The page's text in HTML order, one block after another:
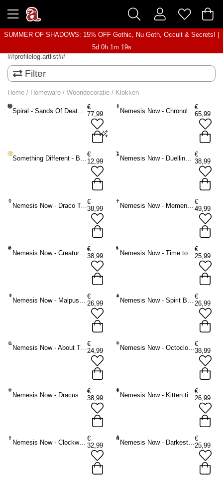
SUMMER OF SHADOWS: 15% OFF Gothic, Nu Goth, Occult & Secrets! |
5d 0h 1m 19s
##profilelog.artlist##
Filter
Home / Homeware / Woondecoratie / Klokken
Spiral - Sands Of Death Klok - Zwart
€
77,99
Onesize
Nemesis Now - Chronology Wisdom Klok - Bronskleurig
€
65,99
Something Different - Bee on Time Wall Klok - Geel
€
12,99
Nemesis Now - Duelling Dragons Tafelklok - Multicolours
€
38,99
Nemesis Now - Draco Tafelklok - Blauw/Grijs
€
38,99
Nemesis Now - Memento Horas Klok - Multicolours
€
49,99
Nemesis Now - Creatures of the Night Clock 23cm Klok - Zwart
€
38,99
Nemesis Now - Time to Burn 20.5cm Klok - Draak - Zwart
€
25,99
Nemesis Now - Malpuss Tickin Klok - Multicolours
€
26,99
Nemesis Now - Spirit Board Klok - Zwart
€
26,99
Nemesis Now - About Time Tafelklok - Multicolours
€
24,99
Nemesis Now - Octoclock Klok - Bronskleurig
€
38,99
Nemesis Now - Dracus Horologium Klok - Bronskleurig
€
38,99
Nemesis Now - Kitten tickin' Klok - Bruin/Zwart
€
26,99
Nemesis Now - Clockwork Reign Tafelklok - Draak - Multicolours
€
32,99
Nemesis Now - Darkest Hour Klok - Magere Hein - Multicolours
€
25,99